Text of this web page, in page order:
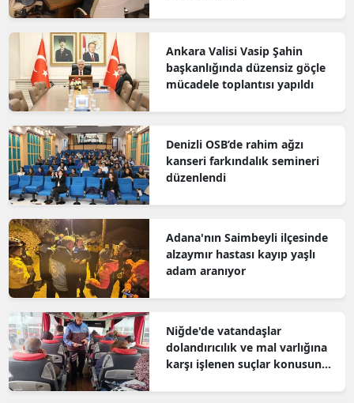
Ankara Valisi Vasip Şahin
başkanlığında düzensiz göçle
mücadele toplantısı yapıldı
Denizli OSB’de rahim ağzı
kanseri farkındalık semineri
düzenlendi
Adana'nın Saimbeyli ilçesinde
alzaymır hastası kayıp yaşlı
adam aranıyor
Niğde'de vatandaşlar
dolandırıcılık ve mal varlığına
karşı işlenen suçlar konusunda